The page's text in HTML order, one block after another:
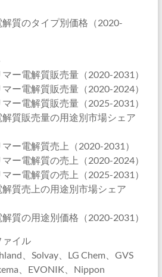
質のタイプ別価格（2020-
ー電解質販売量（2020-2031）
ー電解質販売量（2020-2024）
ー電解質販売量（2025-2031）
質販売量の用途別市場シェア
ー電解質売上（2020-2031）
ー電解質の売上（2020-2024）
ー電解質の売上（2025-2031）
質売上の用途別市場シェア
質の用途別価格（2020-2031）
ァイル
、Solvay、LG Chem、GVS
、EVONIK、Nippon